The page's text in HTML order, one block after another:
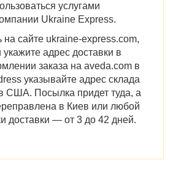
услугами
Ukraine Express.
на сайте ukraine-express.com,
укажите адрес доставки в
заказа на aveda.com в
указывайте адрес склада
США. Посылка придет туда, а
в Киев или любой
доставки — от 3 до 42 дней.